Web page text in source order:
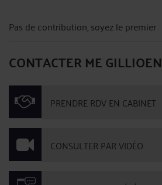
Pas de contribution, soyez le premier
CONTACTER ME GILLIOEN
PRENDRE RDV EN CABINET
CONSULTER PAR VIDÉO